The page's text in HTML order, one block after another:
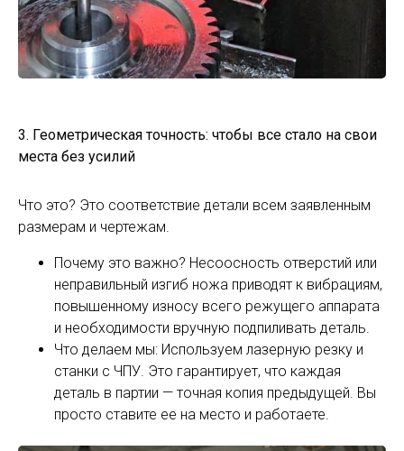
3. Геометрическая точность: чтобы все стало на свои
места без усилий
Что это? Это соответствие детали всем заявленным
размерам и чертежам.
Почему это важно? Несоосность отверстий или
неправильный изгиб ножа приводят к вибрациям,
повышенному износу всего режущего аппарата
и необходимости вручную подпиливать деталь.
Что делаем мы: Используем лазерную резку и
станки с ЧПУ. Это гарантирует, что каждая
деталь в партии — точная копия предыдущей. Вы
просто ставите ее на место и работаете.